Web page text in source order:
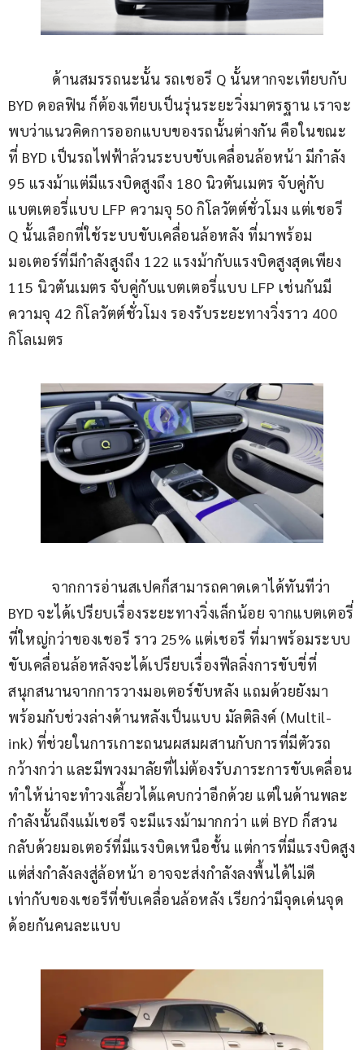
ด้านสมรรถนะนั้น รถเชอรี Q นั้นหากจะเทียบกับ
BYD ดอลฟิน ก็ต้องเทียบเป็นรุ่นระยะวิ่งมาตรฐาน เราจะ
พบว่าแนวคิดการออกแบบของรถนั้นต่างกัน คือในขณะ
ที่ BYD เป็นรถไฟฟ้าล้วนระบบขับเคลื่อนล้อหน้า มีกำลัง
95 แรงม้าแต่มีแรงบิดสูงถึง 180 นิวตันเมตร จับคู่กับ
แบตเตอรี่แบบ LFP ความจุ 50 กิโลวัตต์ชั่วโมง แต่เชอรี
Q นั้นเลือกที่ใช้ระบบขับเคลื่อนล้อหลัง ที่มาพร้อม
มอเตอร์ที่มีกำลังสูงถึง 122 แรงม้ากับแรงบิดสูงสุดเพียง
115 นิวตันเมตร จับคู่กับแบตเตอรี่แบบ LFP เช่นกันมี
ความจุ 42 กิโลวัตต์ชั่วโมง รองรับระยะทางวิ่งราว 400
กิโลเมตร
จากการอ่านสเปคก็สามารถคาดเดาได้ทันทีว่า
BYD จะได้เปรียบเรื่องระยะทางวิ่งเล็กน้อย จากแบตเตอรี่
ที่ใหญ่กว่าของเชอรี ราว 25% แต่เชอรี ที่มาพร้อมระบบ
ขับเคลื่อนล้อหลังจะได้เปรียบเรื่องฟีลลิ่งการขับขี่ที่
สนุกสนานจากการวางมอเตอร์ขับหลัง แถมด้วยยังมา
พร้อมกับช่วงล่างด้านหลังเป็นแบบ มัลติลิงค์ (Multil-
ink) ที่ช่วยในการเกาะถนนผสมผสานกับการที่มีตัวรถ
กว้างกว่า และมีพวงมาลัยที่ไม่ต้องรับภาระการขับเคลื่อน
ทำให้น่าจะทำวงเลี้ยวได้แคบกว่าอีกด้วย แต่ในด้านพละ
กำลังนั้นถึงแม้เชอรี จะมีแรงม้ามากกว่า แต่ BYD ก็สวน
กลับด้วยมอเตอร์ที่มีแรงบิดเหนือชั้น แต่การที่มีแรงบิดสูง
แต่ส่งกำลังลงสู่ล้อหน้า อาจจะส่งกำลังลงพื้นได้ไม่ดี
เท่ากับของเชอรีที่ขับเคลื่อนล้อหลัง เรียกว่ามีจุดเด่นจุด
ด้อยกันคนละแบบ